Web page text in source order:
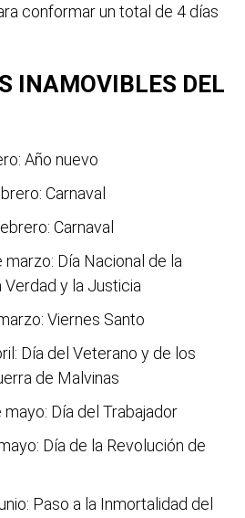
conformar un total de 4 días
INAMOVIBLES DEL
Año nuevo
Carnaval
Carnaval
Día Nacional de la
y la Justicia
Viernes Santo
Día del Veterano y de los
de Malvinas
Día del Trabajador
Día de la Revolución de
Paso a la Inmortalidad del